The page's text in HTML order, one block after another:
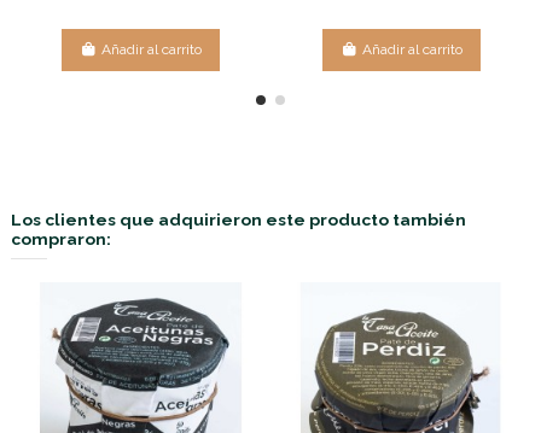
Añadir al carrito Añadir al carrito
Los clientes que adquirieron este producto también
compraron: